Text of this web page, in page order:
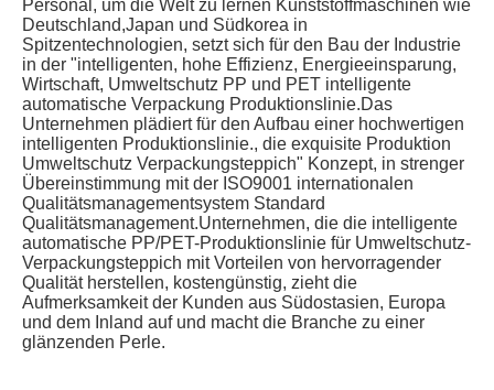
Personal, um die Welt zu lernen Kunststoffmaschinen wie
Deutschland,Japan und Südkorea in
Spitzentechnologien, setzt sich für den Bau der Industrie
in der "intelligenten, hohe Effizienz, Energieeinsparung,
Wirtschaft, Umweltschutz PP und PET intelligente
automatische Verpackung Produktionslinie.Das
Unternehmen plädiert für den Aufbau einer hochwertigen
intelligenten Produktionslinie., die exquisite Produktion
Umweltschutz Verpackungsteppich" Konzept, in strenger
Übereinstimmung mit der ISO9001 internationalen
Qualitätsmanagementsystem Standard
Qualitätsmanagement.Unternehmen, die die intelligente
automatische PP/PET-Produktionslinie für Umweltschutz-
Verpackungsteppich mit Vorteilen von hervorragender
Qualität herstellen, kostengünstig, zieht die
Aufmerksamkeit der Kunden aus Südostasien, Europa
und dem Inland auf und macht die Branche zu einer
glänzenden Perle.